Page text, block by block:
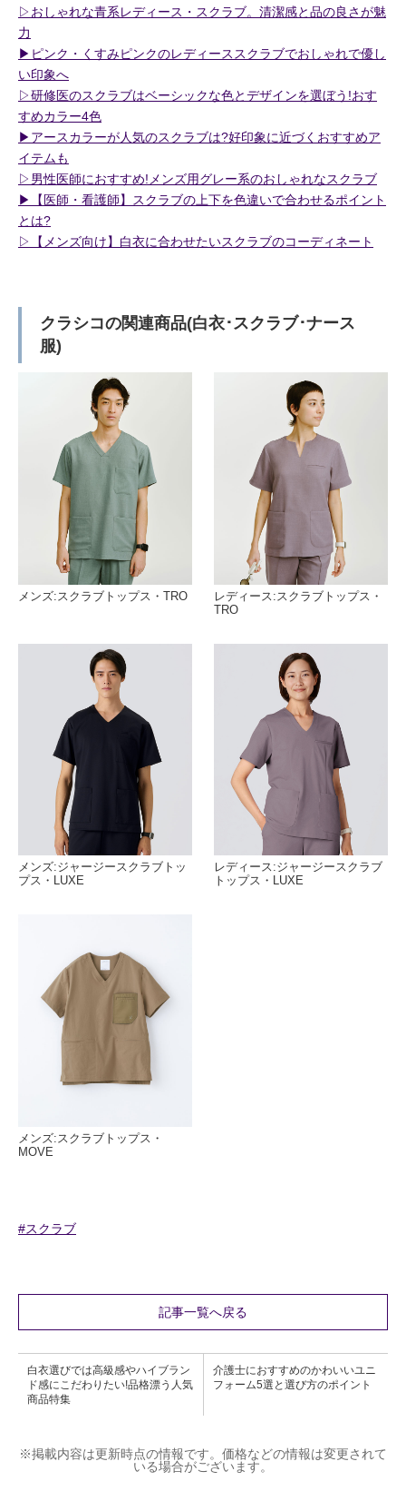
▷おしゃれな青系レディース・スクラブ。清潔感と品の良さが魅
力
▶︎ピンク・くすみピンクのレディーススクラブでおしゃれで優し
い印象へ
▷研修医のスクラブはベーシックな色とデザインを選ぼう!おす
すめカラー4色
▶︎アースカラーが人気のスクラブは?好印象に近づくおすすめア
イテムも
▷男性医師におすすめ!メンズ用グレー系のおしゃれなスクラブ
▶︎【医師・看護師】スクラブの上下を色違いで合わせるポイント
とは?
▷【メンズ向け】白衣に合わせたいスクラブのコーディネート
クラシコの関連商品(白衣･スクラブ･ナース
服)
メンズ:スクラブトップス・TRO
レディース:スクラブトップス・
TRO
メンズ:ジャージースクラブトッ
プス・LUXE
レディース:ジャージースクラブ
トップス・LUXE
メンズ:スクラブトップス・
MOVE
#スクラブ
記事一覧へ戻る
白衣選びでは高級感やハイブラン
ド感にこだわりたい!品格漂う人気
商品特集
介護士におすすめのかわいいユニ
フォーム5選と選び方のポイント
※掲載内容は更新時点の情報です。価格などの情報は変更されて
いる場合がございます。